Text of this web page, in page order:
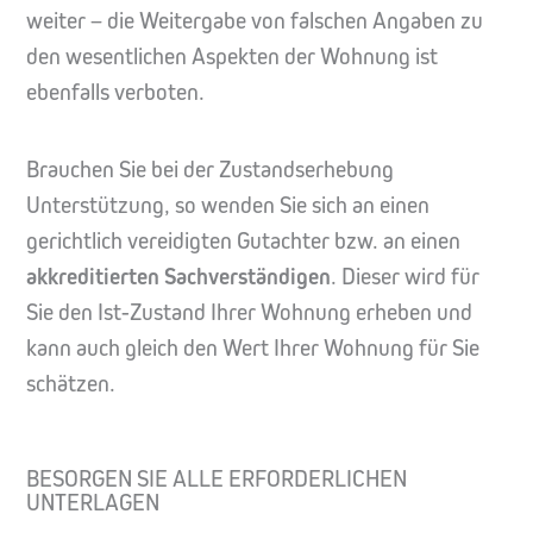
weiter – die Weitergabe von falschen Angaben zu
den wesentlichen Aspekten der Wohnung ist
ebenfalls verboten.
Brauchen Sie bei der Zustandserhebung
Unterstützung, so wenden Sie sich an einen
gerichtlich vereidigten Gutachter bzw. an einen
akkreditierten Sachverständigen. Dieser wird für
Sie den Ist-Zustand Ihrer Wohnung erheben und
kann auch gleich den Wert Ihrer Wohnung für Sie
schätzen.
BESORGEN SIE ALLE ERFORDERLICHEN
UNTERLAGEN